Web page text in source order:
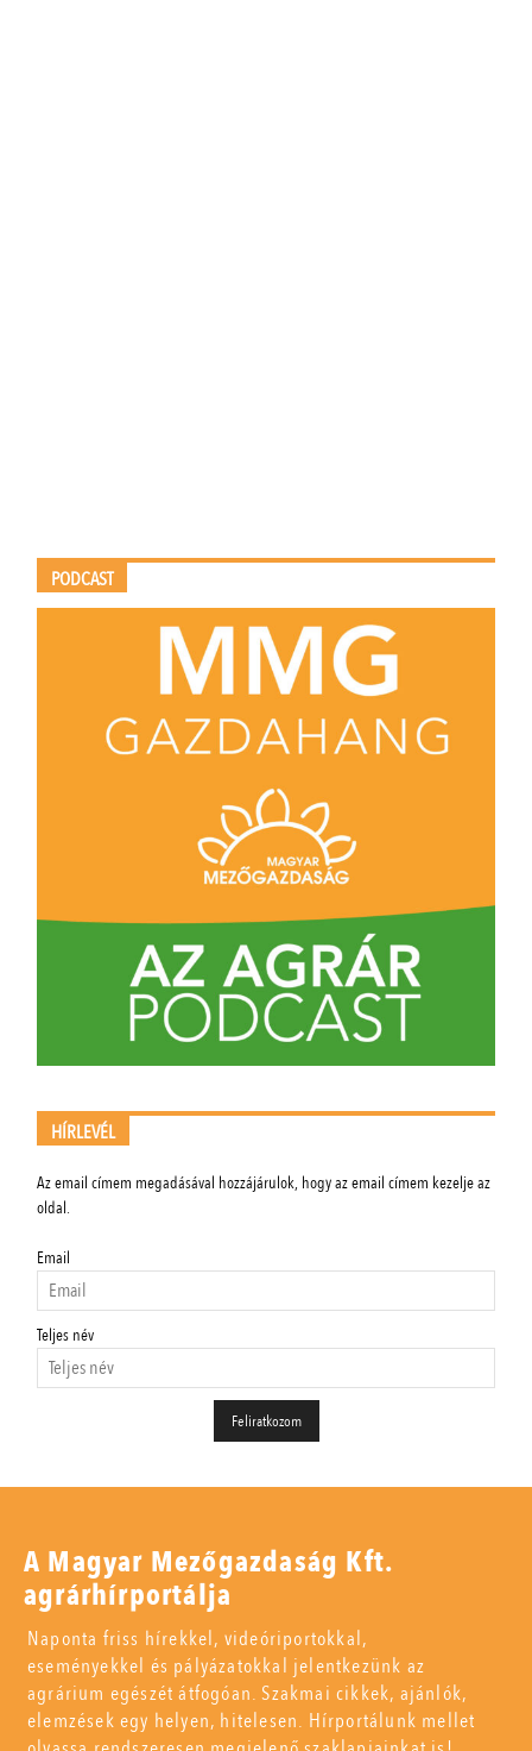
PODCAST
HÍRLEVÉL
Az email címem megadásával hozzájárulok, hogy az email címem kezelje az
oldal.
Email
Teljes név
A Magyar Mezőgazdaság Kft.
agrárhírportálja
Naponta friss hírekkel, videóriportokkal,
eseményekkel és pályázatokkal jelentkezünk az
agrárium egészét átfogóan. Szakmai cikkek, ajánlók,
elemzések egy helyen, hitelesen. Hírportálunk mellet